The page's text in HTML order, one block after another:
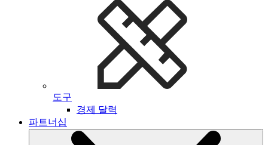
도구
경제 달력
파트너십